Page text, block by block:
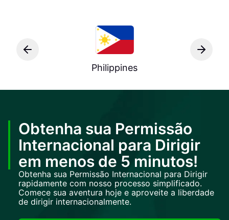
Philippines
Obtenha sua Permissão
Internacional para Dirigir
em menos de 5 minutos!
Obtenha sua Permissão Internacional para Dirigir
rapidamente com nosso processo simplificado.
Comece sua aventura hoje e aproveite a liberdade
de dirigir internacionalmente.